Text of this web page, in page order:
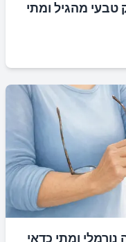
טבעי מהגיל ומתי
ומתי כדאי